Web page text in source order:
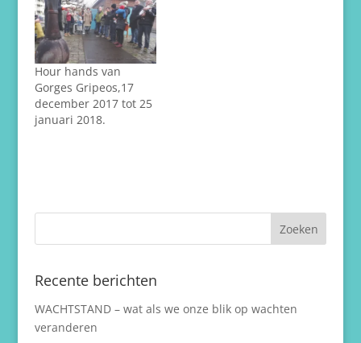
Hour hands van
Gorges Gripeos,17
december 2017 tot 25
januari 2018.
Recente berichten
WACHTSTAND – wat als we onze blik op wachten
veranderen